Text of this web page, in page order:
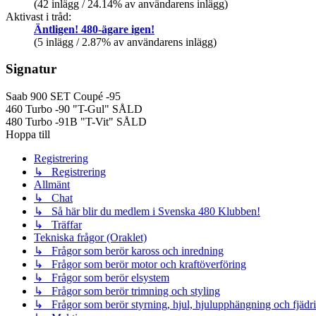
(42 inlägg / 24.14% av användarens inlägg)
Aktivast i tråd:
Äntligen! 480-ägare igen!
(5 inlägg / 2.87% av användarens inlägg)
Signatur
Saab 900 SET Coupé -95
460 Turbo -90 "T-Gul" SÅLD
480 Turbo -91B "T-Vit" SÅLD
Hoppa till
Registrering
↳ Registrering
Allmänt
↳ Chat
↳ Så här blir du medlem i Svenska 480 Klubben!
↳ Träffar
Tekniska frågor (Oraklet)
↳ Frågor som berör kaross och inredning
↳ Frågor som berör motor och kraftöverföring
↳ Frågor som berör elsystem
↳ Frågor som berör trimning och styling
↳ Frågor som berör styrning, hjul, hjulupphängning och